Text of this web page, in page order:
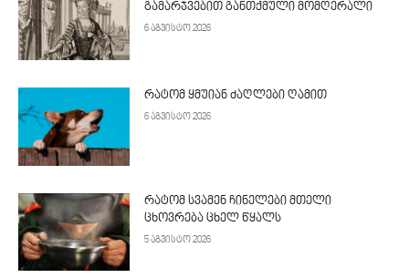
გამარჯვებით განთქმული მომღერალი
6 აგვისტო 2026
რატომ ყმუიან ძაღლები ღამით
6 აგვისტო 2026
რატომ სვამენ ჩინელები მთელი
ცხოვრება ცხელ წყალს
5 აგვისტო 2026